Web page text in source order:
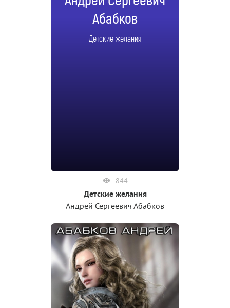
Абабков
Детские желания
844
Детские желания
Андрей Сергеевич Абабков